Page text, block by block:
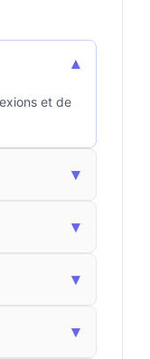
▾
et de
▾
▾
▾
▾